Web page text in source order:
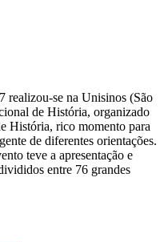
realizou-se na Unisinos (São
de História, organizado
História, rico momento para
de diferentes orientações.
teve a apresentação e
entre 76 grandes